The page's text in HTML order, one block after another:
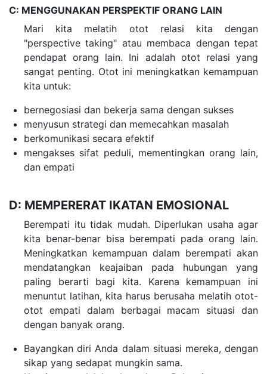
C: MENGGUNAKAN PERSPEKTIF ORANG LAIN
Mari kita melatih otot relasi kita dengan
"perspective taking" atau membaca dengan tepat
pendapat orang lain. Ini adalah otot relasi yang
sangat penting. Otot ini meningkatkan kemampuan
kita untuk:
bernegosiasi dan bekerja sama dengan sukses
menyusun strategi dan memecahkan masalah
berkomunikasi secara efektif
mengakses sifat peduli, mementingkan orang lain,
dan empati
D: MEMPERERAT IKATAN EMOSIONAL
Berempati itu tidak mudah. Diperlukan usaha agar
kita benar-benar bisa berempati pada orang lain.
Meningkatkan kemampuan dalam berempati akan
mendatangkan keajaiban pada hubungan yang
paling berarti bagi kita. Karena kemampuan ini
menuntut latihan, kita harus berusaha melatih otot-
otot empati dalam berbagai macam situasi dan
dengan banyak orang.
Bayangkan diri Anda dalam situasi mereka, dengan
sikap yang sedapat mungkin sama.